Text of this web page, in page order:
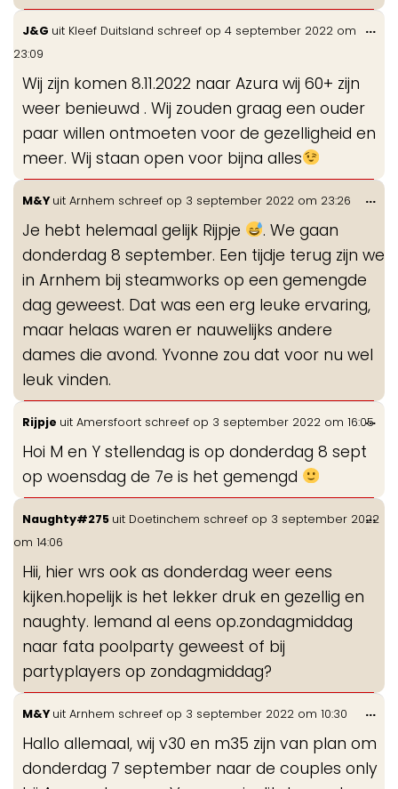
J&G uit Kleef Duitsland schreef op 4 september 2022 om
23:09
Wij zijn komen 8.11.2022 naar Azura wij 60+ zijn
weer benieuwd . Wij zouden graag een ouder
paar willen ontmoeten voor de gezelligheid en
meer. Wij staan open voor bijna alles
...
M&Yuit Arnhem schreef op 3 september 2022 om 23:26
Je hebt helemaal gelijk Rijpje
. We gaan
donderdag 8 september. Een tijdje terug zijn we
in Arnhem bij steamworks op een gemengde
dag geweest. Dat was een erg leuke ervaring,
maar helaas waren er nauwelijks andere
dames die avond. Yvonne zou dat voor nu wel
leuk vinden.
...
Rijpje uit Amersfoort schreef op 3 september 2022 om 16:05
Hoi M en Y stellendag is op donderdag 8 sept
op woensdag de 7e is het gemengd
...
Naughty#275 uit Doetinchem schreef op 3 september 2022
om 14:06
Hii, hier wrs ook as donderdag weer eens
kijken.hopelijk is het lekker druk en gezellig en
naughty. Iemand al eens op.zondagmiddag
naar fata poolparty geweest of bij
partyplayers op zondagmiddag?
...
M&Yuit Arnhem schreef op 3 september 2022 om 10:30
Hallo allemaal, wij v30 en m35 zijn van plan om
donderdag 7 september naar de couples only
...